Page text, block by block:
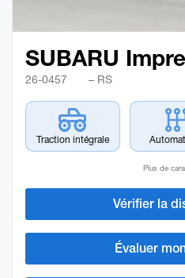
SUBARU
26-0457 – RS
Traction intégrale
Plus de
Vérifier la
Évaluer